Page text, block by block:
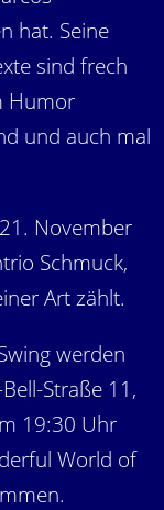
hat. Seine
sind frech
Humor
und auch mal
November
Schmuck,
Art zählt.
werden
Straße 11,
19:30 Uhr
World of